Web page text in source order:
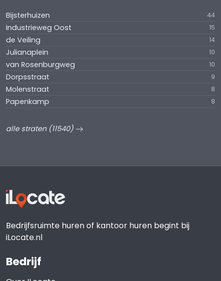
Bijsterhuizen 44
Industrieweg Oost 15
de Veiling 14
Julianaplein 10
van Rosenburgweg 10
Dorpsstraat 9
Molenstraat 8
Papenkamp 8
alle straten (11540)
Bedrijfsruimte huren of kantoor huren begint bij
iLocate.nl
Bedrijf